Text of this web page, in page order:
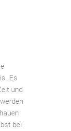
Es
und
bei